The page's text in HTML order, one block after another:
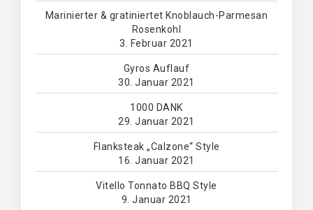
Marinierter & gratiniertet Knoblauch-Parmesan
Rosenkohl
3. Februar 2021
Gyros Auflauf
30. Januar 2021
1000 DANK
29. Januar 2021
Flanksteak „Calzone“ Style
16. Januar 2021
Vitello Tonnato BBQ Style
9. Januar 2021